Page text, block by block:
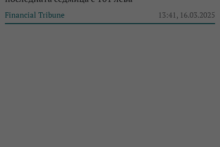
Financial Tribune 13:41, 16.03.2025